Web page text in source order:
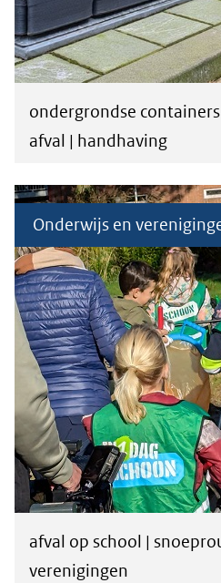
ondergrondse
afval | handhaving
Onderwijs en
afval op school |
verenigingen